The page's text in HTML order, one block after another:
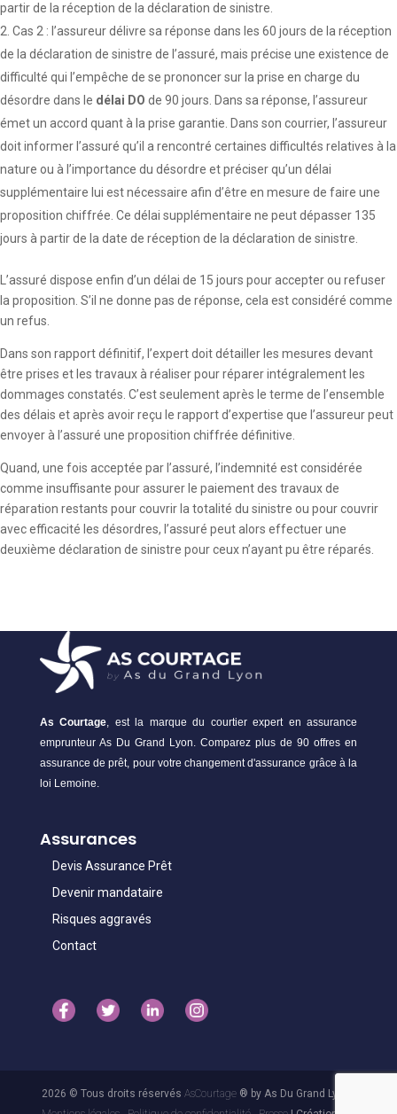
partir de la réception de la déclaration de sinistre.
Cas 2 : l’assureur délivre sa réponse dans les 60 jours de la réception
de la déclaration de sinistre de l’assuré, mais précise une existence de
difficulté qui l’empêche de se prononcer sur la prise en charge du
désordre dans le délai DO de 90 jours. Dans sa réponse, l’assureur
émet un accord quant à la prise garantie. Dans son courrier, l’assureur
doit informer l’assuré qu’il a rencontré certaines difficultés relatives à la
nature ou à l’importance du désordre et préciser qu’un délai
supplémentaire lui est nécessaire afin d’être en mesure de faire une
proposition chiffrée. Ce délai supplémentaire ne peut dépasser 135
jours à partir de la date de réception de la déclaration de sinistre.
L’assuré dispose enfin d’un délai de 15 jours pour accepter ou refuser
la proposition. S’il ne donne pas de réponse, cela est considéré comme
un refus.
Dans son rapport définitif, l’expert doit détailler les mesures devant
être prises et les travaux à réaliser pour réparer intégralement les
dommages constatés. C’est seulement après le terme de l’ensemble
des délais et après avoir reçu le rapport d’expertise que l’assureur peut
envoyer à l’assuré une proposition chiffrée définitive.
Quand, une fois acceptée par l’assuré, l’indemnité est considérée
comme insuffisante pour assurer le paiement des travaux de
réparation restants pour couvrir la totalité du sinistre ou pour couvrir
avec efficacité les désordres, l’assuré peut alors effectuer une
deuxième déclaration de sinistre pour ceux n’ayant pu être réparés.
As Courtage, est la marque du courtier expert en assurance
emprunteur As Du Grand Lyon. Comparez plus de 90 offres en
assurance de prêt, pour votre changement d'assurance grâce à la
loi Lemoine.
Assurances
Devis Assurance Prêt
Devenir mandataire
Risques aggravés
Contact
2026 © Tous droits réservés AsCourtage® by As Du Grand Lyon -